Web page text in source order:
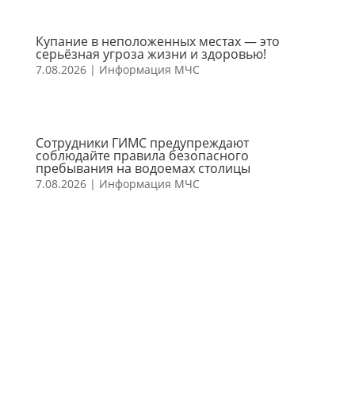
Купание в неположенных местах — это
серьёзная угроза жизни и здоровью!
7.08.2026| Информация МЧС
Сотрудники ГИМС предупреждают
соблюдайте правила безопасного
пребывания на водоемах столицы
7.08.2026| Информация МЧС